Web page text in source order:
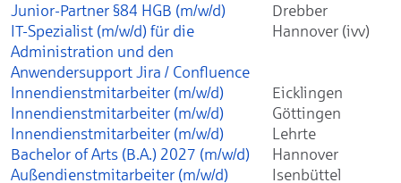
Junior-Partner §84 HGB (m/w/d)
Drebber
IT-Spezialist (m/w/d) für die
Administration und den
Anwendersupport Jira / Confluence
Hannover (ivv)
Innendienstmitarbeiter (m/w/d)
Eicklingen
Innendienstmitarbeiter (m/w/d)
Göttingen
Innendienstmitarbeiter (m/w/d)
Lehrte
Bachelor of Arts (B.A.) 2027 (m/w/d)
Hannover
Außendienstmitarbeiter (m/w/d)
Isenbüttel